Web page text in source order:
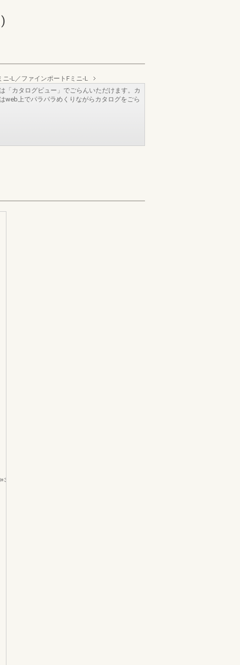
-L／ファインポートFミニ-L
「カタログビュー」でごらんいただけます。カ
web上でパラパラめくりながらカタログをごら